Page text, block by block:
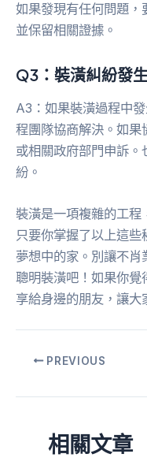
如果發現有任何問題，
並保留相關證據。
Q3：裝潢糾紛發
A3：如果裝潢過程中
程團隊協商解決。如果
或相關政府部門申訴。
紛。
裝潢是一項複雜的工程
只要你掌握了以上這
夢想中的家。別讓不
聰明裝潢吧！如果你覺
享給身邊的朋友，讓大
PREVIOUS
相關文章